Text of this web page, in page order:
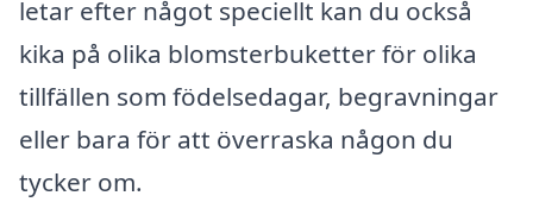
letar efter något speciellt kan du också
kika på olika blomsterbuketter för olika
tillfällen som födelsedagar, begravningar
eller bara för att överraska någon du
tycker om.